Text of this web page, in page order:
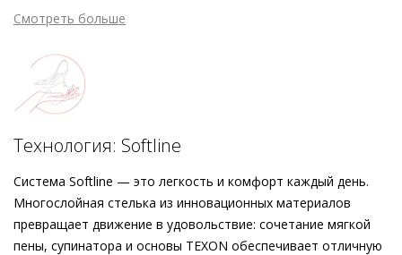
Затем по 3 597 ₽ раз в 2 недели
Подробнее о сервисе можно узнать на
чёрных лодочек. Актуальный декоративный элемент в
носочной части выступает элегантным акцентом,
скошенный блочный каблук служит современным штрихом в
классическом силуэте. Интеллектуальная технология
Softline заботится об устойчивости, снижает нагрузку и
обеспечивает оптимальную поддержку для безупречно
мягкого комфорта, усиленного приятной кожаной
образа для любого случая: классически универсальный
аксессуар, изготовленный с уважением к принципам
этичности и экологичности, будет радовать вас долгие
годы.
Смотреть больше
Технология: Softline
Система Softline — это легкость и комфорт каждый день.
Многослойная стелька из инновационных материалов
превращает движение в удовольствие: сочетание мягкой
пены, супинатора и основы TEXON обеспечивает отличную